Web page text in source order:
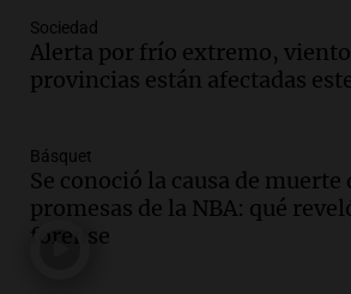
Audio.
limpiar el río Suquía de
con el apoyo municipal
Audio.El abuelo de
las nuevas detenciones:
todos tenían algo que ver"
Una mañana para todos
Sociedad
Alerta por frío extremo, viento
provincias están afectadas
Básquet
Se conoció la causa de muerte
promesas de la NBA: qué
forense